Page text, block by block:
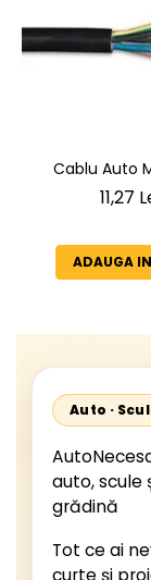
Cablu Auto
7x1,5mm² -
11,27
ADAUGA
Auto ·
auto, scule
grădină
Tot ce ai